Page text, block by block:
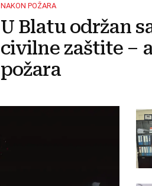
NAKON POŽARA
U Blatu održan
civilne zaštite –
požara